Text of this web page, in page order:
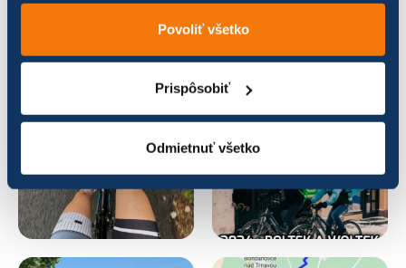
Povoliť všetko
Prispôsobiť
Odmietnuť všetko